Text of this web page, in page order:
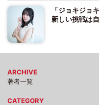
「ジョキジョ
新しい挑戦は
ARCHIVE
著者一覧
CATEGORY